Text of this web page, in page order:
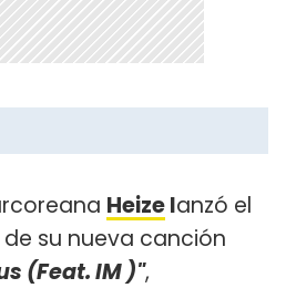
Heizelanzó el
su nueva canción
(Feat. IM )",